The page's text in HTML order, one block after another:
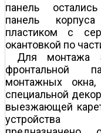
панель
панель
пластиком с
окантовкой по
Для монтажа
фронтальной
монтажных
специальной
выезжающей
устройства